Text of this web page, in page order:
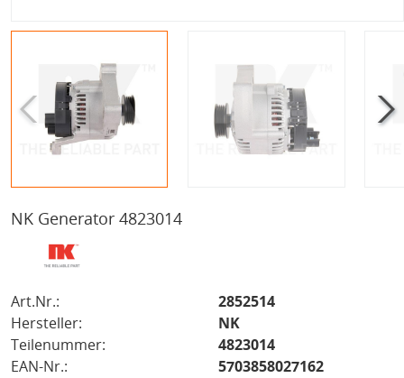
NK Generator 4823014
Art.Nr.:
2852514
Hersteller:
NK
Teilenummer:
4823014
EAN-Nr.:
5703858027162